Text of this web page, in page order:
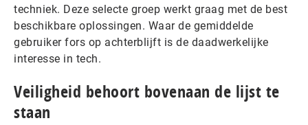
techniek. Deze selecte groep werkt graag met de best
beschikbare oplossingen. Waar de gemiddelde
gebruiker fors op achterblijft is de daadwerkelijke
interesse in tech.
Veiligheid behoort bovenaan de lijst te
staan